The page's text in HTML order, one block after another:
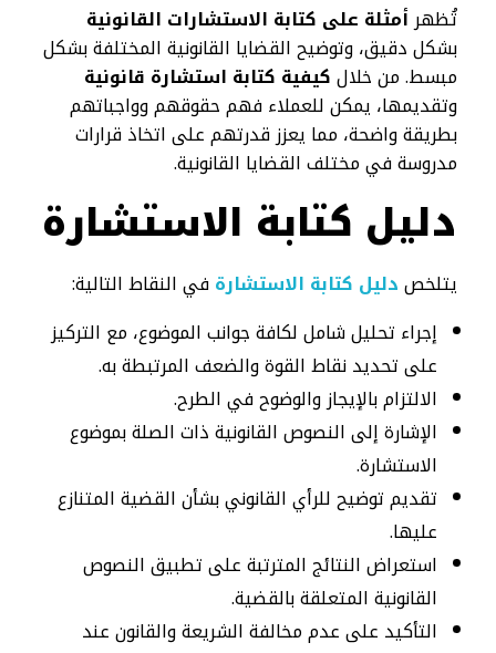
تُظهرأمثلة على كتابة الاستشارات القانونية
بشكل دقيق، وتوضيح القضايا القانونية المختلفة بشكل
مبسط. من خلالكيفية كتابة استشارة قانونية
وتقديمها، يمكن للعملاء فهم حقوقهم وواجباتهم
بطريقة واضحة، مما يعزز قدرتهم على اتخاذ قرارات
مدروسة في مختلف القضايا القانونية.
دليل كتابة الاستشارة
يتلخصدليل كتابة الاستشارةفي النقاط التالية:
إجراء تحليل شامل لكافة جوانب الموضوع، مع التركيز
على تحديد نقاط القوة والضعف المرتبطة به.
الالتزام بالإيجاز والوضوح في الطرح.
الإشارة إلى النصوص القانونية ذات الصلة بموضوع
الاستشارة.
تقديم توضيح للرأي القانوني بشأن القضية المتنازع
عليها.
استعراض النتائج المترتبة على تطبيق النصوص
القانونية المتعلقة بالقضية.
التأكيد على عدم مخالفة الشريعة والقانون عند